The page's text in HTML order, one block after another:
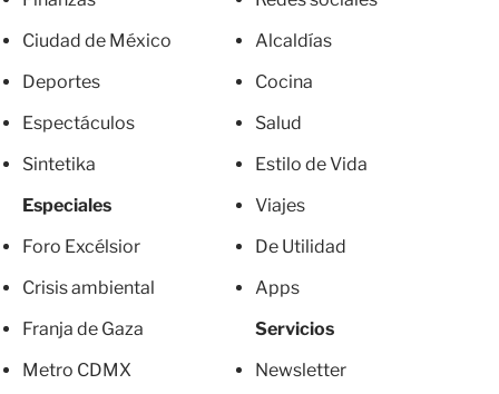
Ciudad de México
Deportes
Espectáculos
Sintetika
Especiales
Foro Excélsior
Crisis ambiental
Franja de Gaza
Metro CDMX
Alcaldías
Cocina
Salud
Estilo de Vida
Viajes
De Utilidad
Apps
Servicios
Newsletter